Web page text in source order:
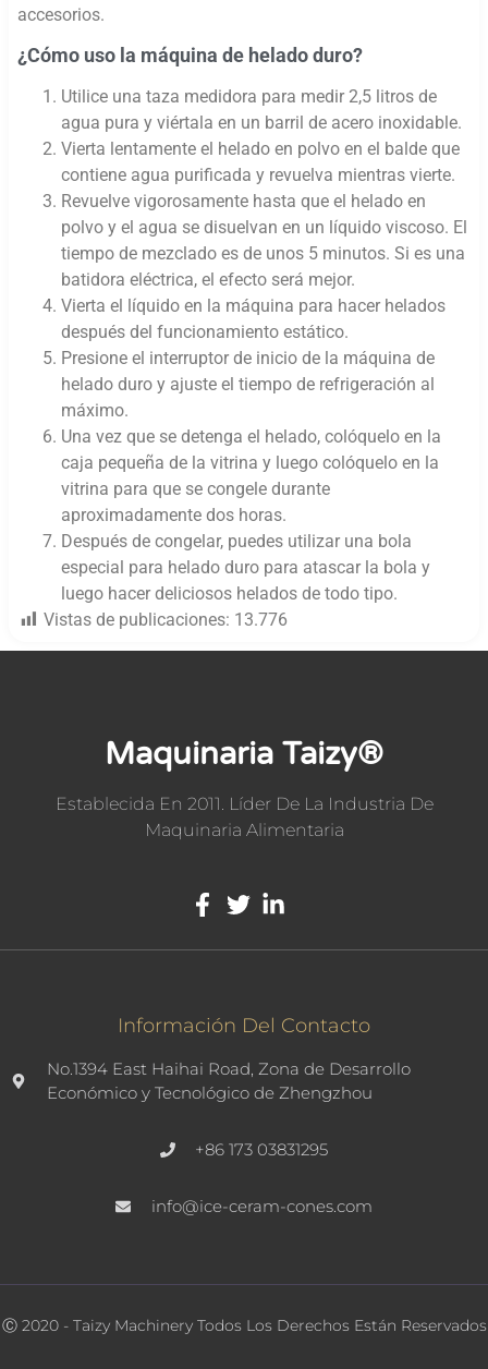
accesorios.
¿Cómo uso la máquina de helado duro?
Utilice una taza medidora para medir 2,5 litros de
agua pura y viértala en un barril de acero inoxidable.
Vierta lentamente el helado en polvo en el balde que
contiene agua purificada y revuelva mientras vierte.
Revuelve vigorosamente hasta que el helado en
polvo y el agua se disuelvan en un líquido viscoso. El
tiempo de mezclado es de unos 5 minutos. Si es una
batidora eléctrica, el efecto será mejor.
Vierta el líquido en la máquina para hacer helados
después del funcionamiento estático.
Presione el interruptor de inicio de la máquina de
helado duro y ajuste el tiempo de refrigeración al
máximo.
Una vez que se detenga el helado, colóquelo en la
caja pequeña de la vitrina y luego colóquelo en la
vitrina para que se congele durante
aproximadamente dos horas.
Después de congelar, puedes utilizar una bola
especial para helado duro para atascar la bola y
luego hacer deliciosos helados de todo tipo.
Vistas de publicaciones: 13.776
Maquinaria Taizy®
Establecida En 2011. Líder De La Industria De
Maquinaria Alimentaria
Información Del Contacto
No.1394 East Haihai Road, Zona de Desarrollo
Económico y Tecnológico de Zhengzhou
+86 173 03831295
info@ice-ceram-cones.com
Ⓒ 2020 - Taizy Machinery Todos Los Derechos Están Reservados